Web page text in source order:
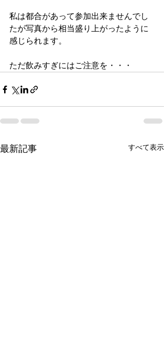
私は都合があって参加出来ませんでし
たが写真から相当盛り上がったように
感じられます。
ただ飲みすぎにはご注意を・・・
最新記事 すべて表示